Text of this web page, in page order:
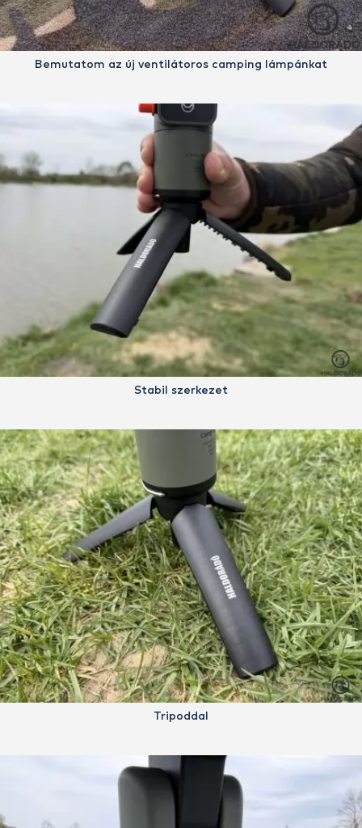
Bemutatom az új ventilátoros camping lámpánkat
Stabil szerkezet
Tripoddal